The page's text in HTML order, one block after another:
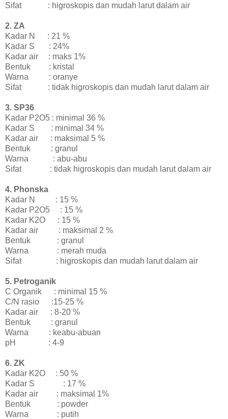
Sifat
: higroskopis dan mudah larut dalam air
2. ZA
Kadar N
: 21 %
Kadar S
: 24%
Kadar air
: maks 1%
Bentuk
: kristal
Warna
: oranye
Sifat
: tidak higroskopis dan mudah larut dalam air
3. SP36
Kadar P2O5 : minimal 36 %
Kadar S
: minimal 34 %
Kadar air
: maksimal 5 %
Bentuk
: granul
Warna
: abu-abu
Sifat
: tidak higroskopis dan mudah larut dalam air
4. Phonska
Kadar N
: 15 %
Kadar P2O5
: 15 %
Kadar K2O
: 15 %
Kadar air
: maksimal 2 %
Bentuk
: granul
Warna
: merah muda
Sifat
: higroskopis dan mudah larut dalam air
5. Petroganik
C Organik
: minimal 15 %
C/N rasio
:15-25 %
Kadar air
: 8-20 %
Bentuk
: granul
Warna
: keabu-abuan
pH
: 4-9
6. ZK
Kadar K2O
: 50 %
Kadar S
: 17 %
Kadar air
: maksimal 1%
Bentuk
: powder
Warna
: putih